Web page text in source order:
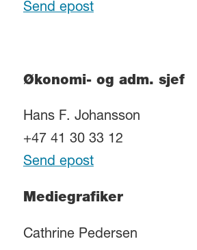
Send epost
Økonomi- og adm. sjef
Hans F. Johansson
+47 41 30 33 12
Send epost
Mediegrafiker
Cathrine Pedersen